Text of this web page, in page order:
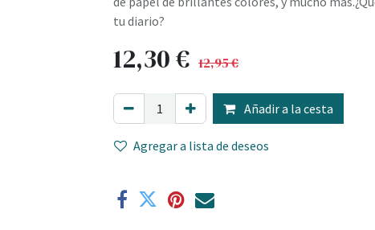
tu diario?
12,30€ 12,95€
Añadir a la cesta
Agregar a lista de deseos